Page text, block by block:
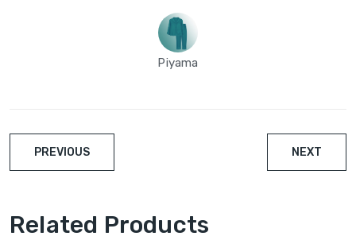
Piyama
PREVIOUS NEXT
Related Products